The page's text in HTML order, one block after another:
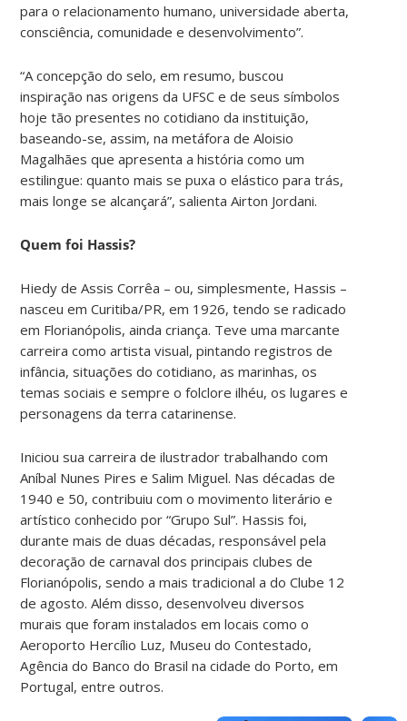
para o relacionamento humano, universidade aberta,
consciência, comunidade e desenvolvimento”.
“A concepção do selo, em resumo, buscou
inspiração nas origens da UFSC e de seus símbolos
hoje tão presentes no cotidiano da instituição,
baseando-se, assim, na metáfora de Aloisio
Magalhães que apresenta a história como um
estilingue: quanto mais se puxa o elástico para trás,
mais longe se alcançará”, salienta Airton Jordani.
Quem foi Hassis?
Hiedy de Assis Corrêa – ou, simplesmente, Hassis –
nasceu em Curitiba/PR, em 1926, tendo se radicado
em Florianópolis, ainda criança. Teve uma marcante
carreira como artista visual, pintando registros de
infância, situações do cotidiano, as marinhas, os
temas sociais e sempre o folclore ilhéu, os lugares e
personagens da terra catarinense.
Iniciou sua carreira de ilustrador trabalhando com
Aníbal Nunes Pires e Salim Miguel. Nas décadas de
1940 e 50, contribuiu com o movimento literário e
artístico conhecido por “Grupo Sul”. Hassis foi,
durante mais de duas décadas, responsável pela
decoração de carnaval dos principais clubes de
Florianópolis, sendo a mais tradicional a do Clube 12
de agosto. Além disso, desenvolveu diversos
murais que foram instalados em locais como o
Aeroporto Hercílio Luz, Museu do Contestado,
Agência do Banco do Brasil na cidade do Porto, em
Portugal, entre outros.